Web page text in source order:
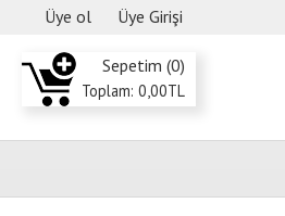
Üye ol Üye Girişi
Sepetim (0)
Toplam: 0,00TL